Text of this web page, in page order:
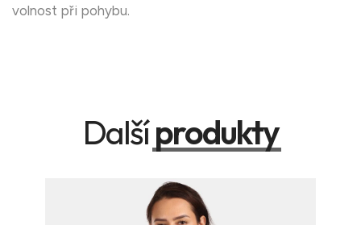
volnost při pohybu.
Dalšíprodukty